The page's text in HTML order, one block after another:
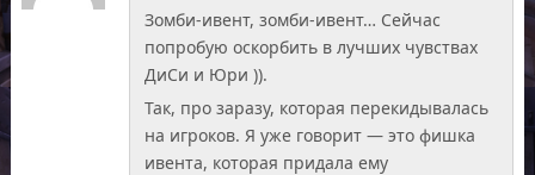
Зомби-ивент, зомби-ивент… Сейчас
попробую оскорбить в лучших чувствах
ДиСи и Юри )).
Так, про заразу, которая перекидывалась
на игроков. Я уже говорит — это фишка
ивента, которая придала ему